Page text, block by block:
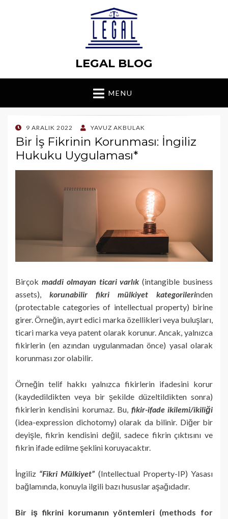
LEGAL BLOG
MENU
POSTED
ON
9 ARALIK 2022 YAVUZ AKBULAK
Bir İş Fikrinin Korunması: İngiliz
Hukuku Uygulaması*
Birçok maddi olmayan ticari varlık (intangible business
assets), korunabilir fikri mülkiyet kategorilerinden
(protectable categories of intellectual property) birine
girer. Örneğin, ayırt edici marka özellikleri veya buluşları,
ticari marka veya patent olarak korunur. Ancak, yalnızca
fikirlerin (en azından uygulanmadan önce) yasal olarak
korunması zor olabilir.
Örneğin telif hakkı yalnızca fikirlerin ifadesini korur
(kaydedildikten veya bir şekilde düzeltildikten sonra)
fikirlerin kendisini korumaz. Bu, fikir-ifade ikilemi/ikiliği
(idea-expression dichotomy) olarak da bilinir. Diğer bir
deyişle, fikrin kendisini değil, sadece fikrin çıktısını ve
fikrin ifade edilme şeklini koruyacaktır.
İngiliz “Fikri Mülkiyet” (Intellectual Property-IP) Yasası
bağlamında, konuyla ilgili bazı hususlar aşağıdadır.
Bir iş fikrini korumanın yöntemleri (methods for